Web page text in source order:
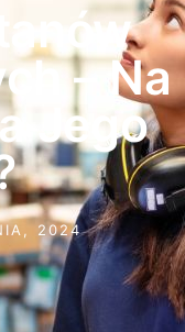
– Na
Jego
2024